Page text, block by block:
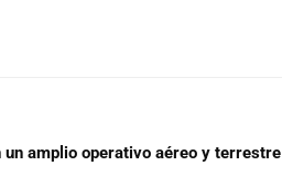
amplio operativo aéreo y terrestre